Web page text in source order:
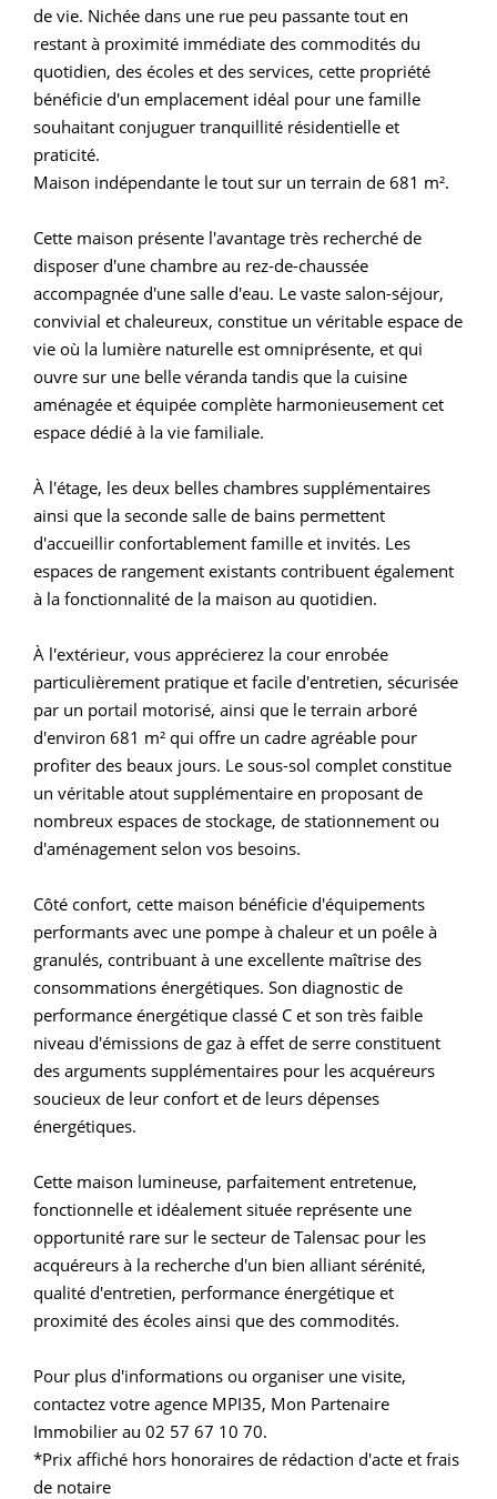
de vie. Nichée dans une rue peu passante tout en
restant à proximité immédiate des commodités du
quotidien, des écoles et des services, cette propriété
bénéficie d'un emplacement idéal pour une famille
souhaitant conjuguer tranquillité résidentielle et
praticité.
Maison indépendante le tout sur un terrain de 681 m².
Cette maison présente l'avantage très recherché de
disposer d'une chambre au rez-de-chaussée
accompagnée d'une salle d'eau. Le vaste salon-séjour,
convivial et chaleureux, constitue un véritable espace de
vie où la lumière naturelle est omniprésente, et qui
ouvre sur une belle véranda tandis que la cuisine
aménagée et équipée complète harmonieusement cet
espace dédié à la vie familiale.
À l'étage, les deux belles chambres supplémentaires
ainsi que la seconde salle de bains permettent
d'accueillir confortablement famille et invités. Les
espaces de rangement existants contribuent également
à la fonctionnalité de la maison au quotidien.
À l'extérieur, vous apprécierez la cour enrobée
particulièrement pratique et facile d'entretien, sécurisée
par un portail motorisé, ainsi que le terrain arboré
d'environ 681 m² qui offre un cadre agréable pour
profiter des beaux jours. Le sous-sol complet constitue
un véritable atout supplémentaire en proposant de
nombreux espaces de stockage, de stationnement ou
d'aménagement selon vos besoins.
Côté confort, cette maison bénéficie d'équipements
performants avec une pompe à chaleur et un poêle à
granulés, contribuant à une excellente maîtrise des
consommations énergétiques. Son diagnostic de
performance énergétique classé C et son très faible
niveau d'émissions de gaz à effet de serre constituent
des arguments supplémentaires pour les acquéreurs
soucieux de leur confort et de leurs dépenses
énergétiques.
Cette maison lumineuse, parfaitement entretenue,
fonctionnelle et idéalement située représente une
opportunité rare sur le secteur de Talensac pour les
acquéreurs à la recherche d'un bien alliant sérénité,
qualité d'entretien, performance énergétique et
proximité des écoles ainsi que des commodités.
Pour plus d'informations ou organiser une visite,
contactez votre agence MPI35, Mon Partenaire
Immobilier au 02 57 67 10 70.
*Prix affiché hors honoraires de rédaction d'acte et frais
de notaire